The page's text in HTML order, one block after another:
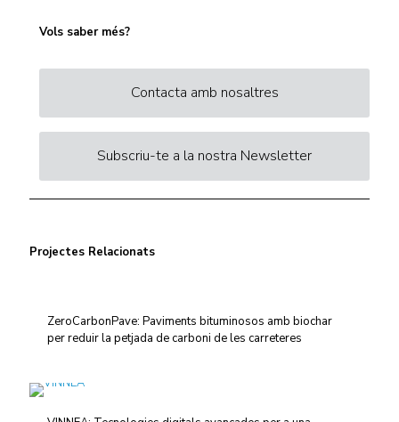
Vols saber més?
Contacta amb nosaltres
Subscriu-te a la nostra Newsletter
Projectes Relacionats
ZeroCarbonPave: Paviments bituminosos amb biochar
per reduir la petjada de carboni de les carreteres